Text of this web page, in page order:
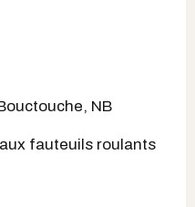
NB
fauteuils roulants